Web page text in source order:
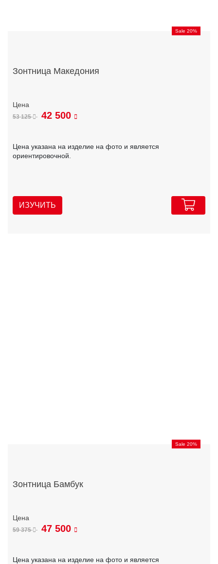
Sale 20%
Зонтница Македония
53 125 42 500
Цена указана на изделие на фото и является
ориентировочной.
ИЗУЧИТЬ
Sale 20%
Зонтница Бамбук
59 375 47 500
Цена указана на изделие на фото и является